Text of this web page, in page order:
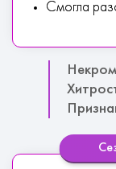
Смогла